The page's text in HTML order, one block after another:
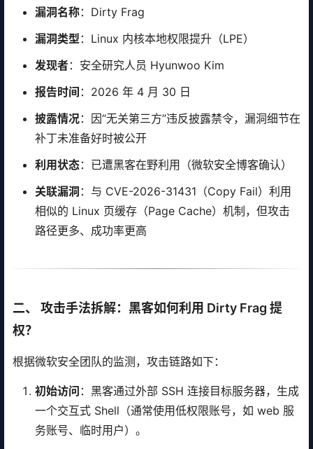
漏洞名称：Dirty Frag
漏洞类型：Linux 内核本地权限提升（LPE）
发现者：安全研究人员 Hyunwoo Kim
报告时间 ：2026 年 4 月 30 日
披露情况：因“无关第三方”违反披露禁令，漏洞细节在
补丁未准备好时被公开
利用状态：已遭黑客在野利用（微软安全博客确认）
关联漏洞 ：与 CVE-2026-31431（Copy Fail）利用
相似的 Linux 页缓存（Page Cache）机制，但攻击
路径更多、成功率更高
二、 攻击手法拆解：黑客如何利用 Dirty Frag 提
权？
根据微软安全团队的监测，攻击链路如下：
初始访问 ：黑客通过外部 SSH 连接目标服务器，生成
一个交互式 Shell（通常使用低权限账号，如 web 服
务账号、临时用户）。